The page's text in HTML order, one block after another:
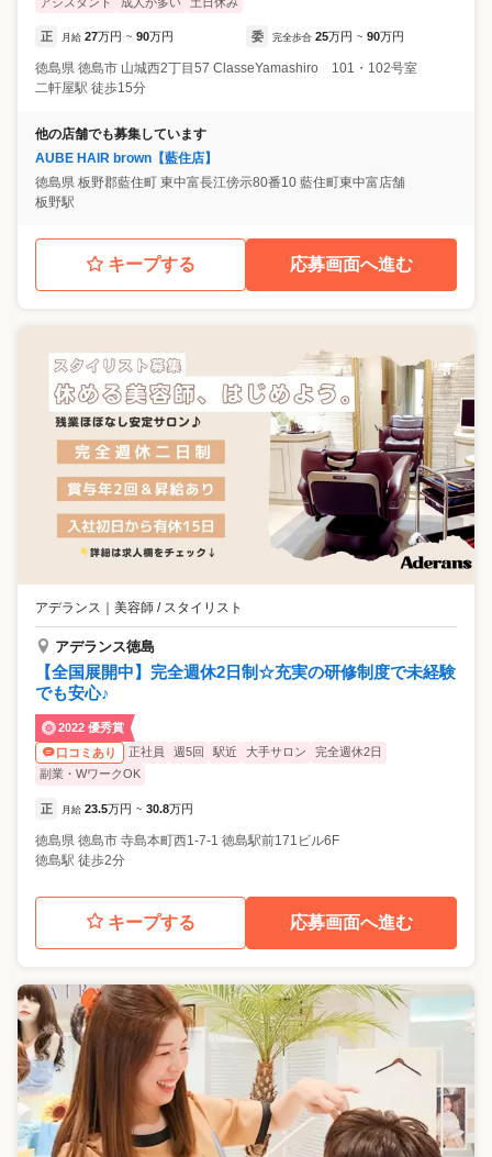
正 月給 27万円 ~ 90万円 委 完全歩合 25万円 ~ 90万円
徳島県 徳島市 山城西2丁目57 ClasseYamashiro 101・102号室
二軒屋駅 徒歩15分
他の店舗でも募集しています
AUBE HAIR brown【藍住店】
徳島県 板野郡藍住町 東中富長江傍示80番10 藍住町東中富店舗
板野駅
キープする 応募画面へ進む
アデランス ｜ 美容師 / スタイリスト
アデランス徳島
【全国展開中】完全週休2日制☆充実の研修制度で未経験
でも安心♪
2022 優秀賞
口コミあり
正社員 週5回 駅近 大手サロン
完全週休2日
副業・WワークOK
正 月給 23.5万円 ~ 30.8万円
徳島県 徳島市 寺島本町西1-7-1 徳島駅前171ビル6F
徳島駅 徒歩2分
キープする 応募画面へ進む